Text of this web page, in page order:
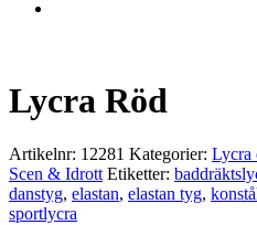
Lycra Röd
Artikelnr: 12281 Kategorier: Lycra
Scen & Idrott Etiketter:
danstyg, elastan, elastan tyg,
sportlycra